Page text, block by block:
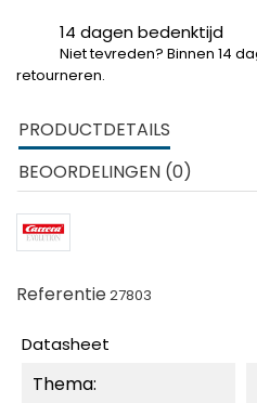
14 dagen bedenktijd
Niet tevreden? Binnen 14
retourneren.
PRODUCTDETAILS
BEOORDELINGEN (0)
Referentie27803
Datasheet
Thema: